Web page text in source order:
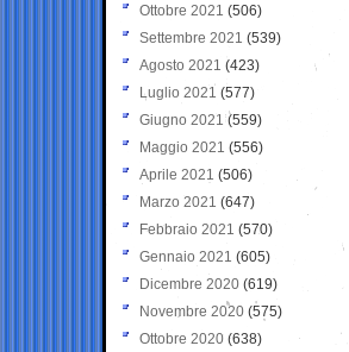
Ottobre 2021 (506)
Settembre 2021 (539)
Agosto 2021 (423)
Luglio 2021 (577)
Giugno 2021(559)
Maggio 2021 (556)
Aprile 2021 (506)
Marzo 2021 (647)
Febbraio 2021 (570)
Gennaio 2021 (605)
Dicembre 2020 (619)
Novembre 2020 (575)
Ottobre 2020 (638)